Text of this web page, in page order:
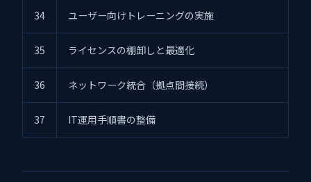
34 ユーザー向けトレーニングの実施
35 ライセンスの棚卸しと最適化
36 ネットワーク統合（拠点間接続）
37 IT運用手順書の整備